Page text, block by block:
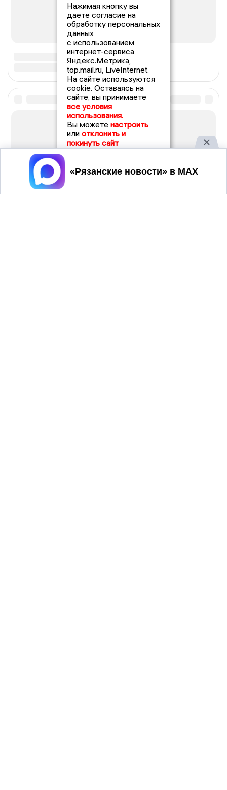
Нажимая кнопку вы
даете согласие на
обработку персональных
данных
с использованием
интернет-сервиса
Яндекс.Метрика,
top.mail.ru, LiveInternet.
На сайте используются
cookie. Оставаясь на
сайте, вы принимаете
все условия
использования.
Вы можете настроить
или отклонить и
покинуть сайт
Принять